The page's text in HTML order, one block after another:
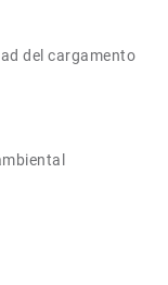
del cargamento